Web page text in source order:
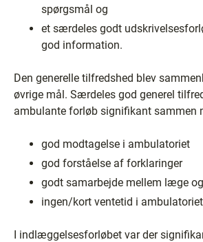
spørgsmål og
et særdeles godt
god information.
Den generelle tilfredshed blev
øvrige mål. Særdeles god generel
ambulante forløb signifikant sammen
god modtagelse i ambulatoriet
god forståelse af forklaringer
godt samarbejde mellem læge
ingen/kort ventetid i
I indlæggelsesforløbet var der